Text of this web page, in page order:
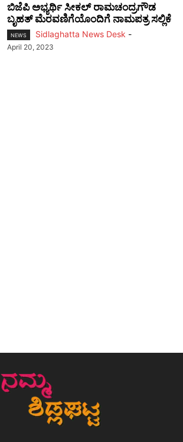
ಬಿಜೆಪಿ ಅಭ್ಯರ್ಥಿ ಸೀಕಲ್ ರಾಮಚಂದ್ರಗೌಡ
ಬೃಹತ್ ಮೆರವಣಿಗೆಯೊಂದಿಗೆ ನಾಮಪತ್ರ ಸಲ್ಲಿಕೆ
NEWS Sidlaghatta News Desk -
April 20, 2023